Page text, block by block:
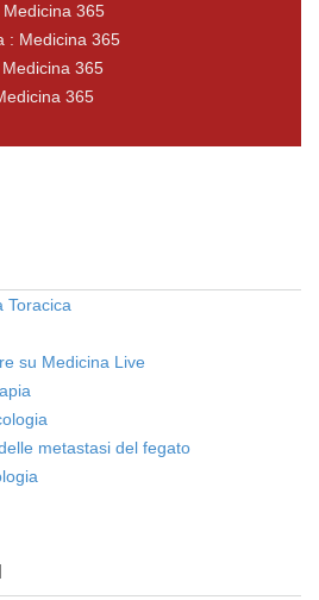
365
: Medicina 365
365
365
Toracica
su Medicina Live
metastasi del fegato